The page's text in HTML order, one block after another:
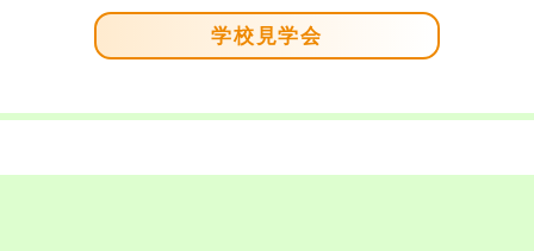
学校見学会